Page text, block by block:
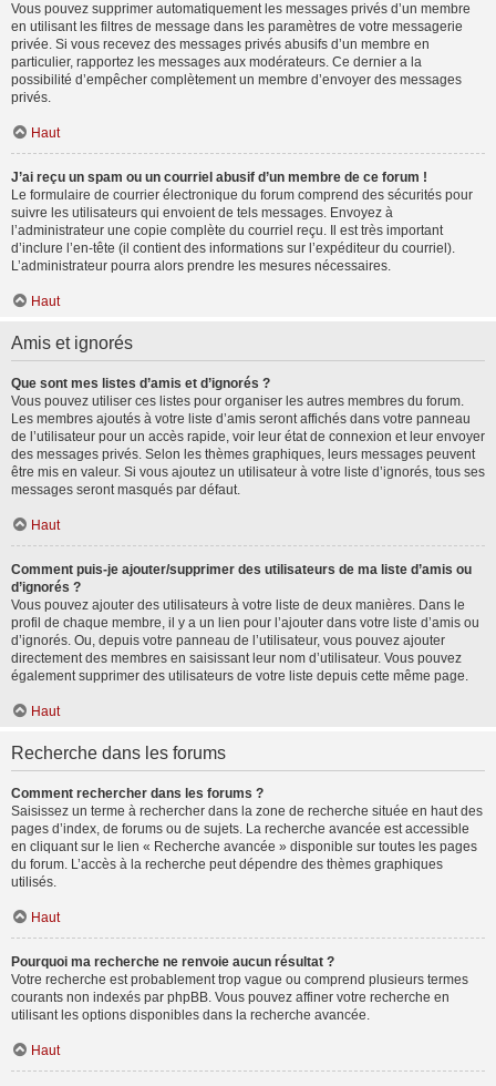
Vous pouvez supprimer automatiquement les messages privés d’un membre
en utilisant les filtres de message dans les paramètres de votre messagerie
privée. Si vous recevez des messages privés abusifs d’un membre en
particulier, rapportez les messages aux modérateurs. Ce dernier a la
possibilité d’empêcher complètement un membre d’envoyer des messages
privés.
Haut
J’ai reçu un spam ou un courriel abusif d’un membre de ce forum !
Le formulaire de courrier électronique du forum comprend des sécurités pour
suivre les utilisateurs qui envoient de tels messages. Envoyez à
l’administrateur une copie complète du courriel reçu. Il est très important
d’inclure l’en-tête (il contient des informations sur l’expéditeur du courriel).
L’administrateur pourra alors prendre les mesures nécessaires.
Haut
Amis et ignorés
Que sont mes listes d’amis et d’ignorés ?
Vous pouvez utiliser ces listes pour organiser les autres membres du forum.
Les membres ajoutés à votre liste d’amis seront affichés dans votre panneau
de l’utilisateur pour un accès rapide, voir leur état de connexion et leur envoyer
des messages privés. Selon les thèmes graphiques, leurs messages peuvent
être mis en valeur. Si vous ajoutez un utilisateur à votre liste d’ignorés, tous ses
messages seront masqués par défaut.
Haut
Comment puis-je ajouter/supprimer des utilisateurs de ma liste d’amis ou
d’ignorés ?
Vous pouvez ajouter des utilisateurs à votre liste de deux manières. Dans le
profil de chaque membre, il y a un lien pour l’ajouter dans votre liste d’amis ou
d’ignorés. Ou, depuis votre panneau de l’utilisateur, vous pouvez ajouter
directement des membres en saisissant leur nom d’utilisateur. Vous pouvez
également supprimer des utilisateurs de votre liste depuis cette même page.
Haut
Recherche dans les forums
Comment rechercher dans les forums ?
Saisissez un terme à rechercher dans la zone de recherche située en haut des
pages d’index, de forums ou de sujets. La recherche avancée est accessible
en cliquant sur le lien « Recherche avancée » disponible sur toutes les pages
du forum. L’accès à la recherche peut dépendre des thèmes graphiques
utilisés.
Haut
Pourquoi ma recherche ne renvoie aucun résultat ?
Votre recherche est probablement trop vague ou comprend plusieurs termes
courants non indexés par phpBB. Vous pouvez affiner votre recherche en
utilisant les options disponibles dans la recherche avancée.
Haut